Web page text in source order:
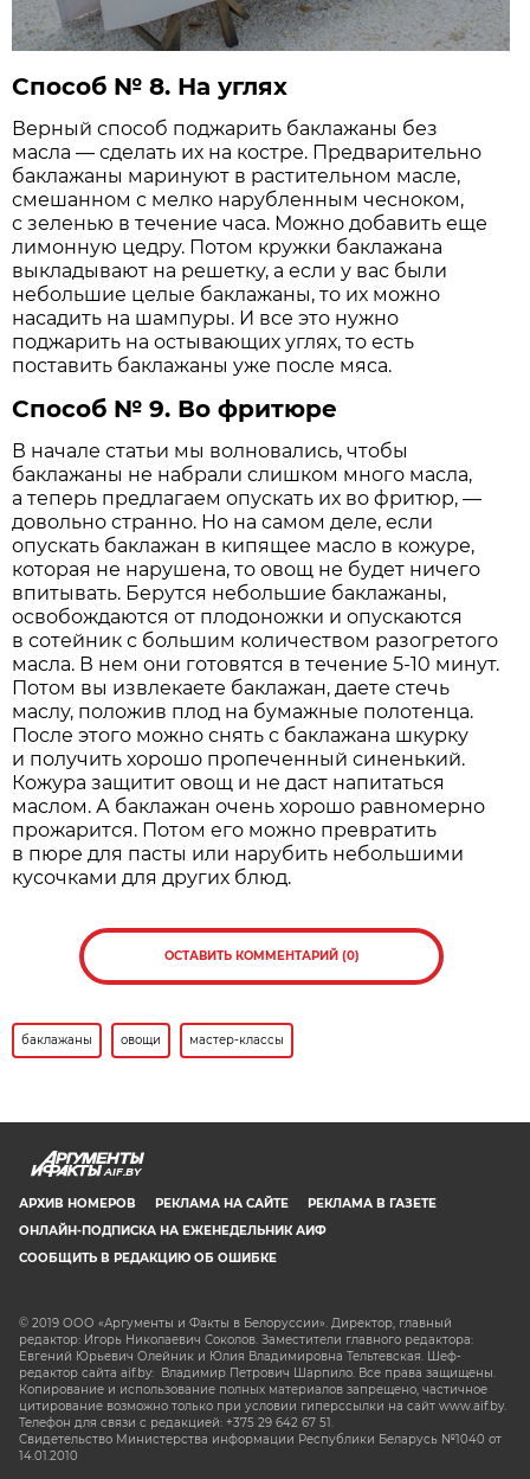
Способ № 8. На углях
Верный способ поджарить баклажаны без
масла — сделать их на костре. Предварительно
баклажаны маринуют в растительном масле,
смешанном с мелко нарубленным чесноком,
с зеленью в течение часа. Можно добавить еще
лимонную цедру. Потом кружки баклажана
выкладывают на решетку, а если у вас были
небольшие целые баклажаны, то их можно
насадить на шампуры. И все это нужно
поджарить на остывающих углях, то есть
поставить баклажаны уже после мяса.
Способ № 9. Во фритюре
В начале статьи мы волновались, чтобы
баклажаны не набрали слишком много масла,
а теперь предлагаем опускать их во фритюр, —
довольно странно. Но на самом деле, если
опускать баклажан в кипящее масло в кожуре,
которая не нарушена, то овощ не будет ничего
впитывать. Берутся небольшие баклажаны,
освобождаются от плодоножки и опускаются
в сотейник с большим количеством разогретого
масла. В нем они готовятся в течение 5-10 минут.
Потом вы извлекаете баклажан, даете стечь
маслу, положив плод на бумажные полотенца.
После этого можно снять с баклажана шкурку
и получить хорошо пропеченный синенький.
Кожура защитит овощ и не даст напитаться
маслом. А баклажан очень хорошо равномерно
прожарится. Потом его можно превратить
в пюре для пасты или нарубить небольшими
кусочками для других блюд.
ОСТАВИТЬ КОММЕНТАРИЙ (0)
баклажаны овощи мастер-классы
AIF.BY
АРХИВ НОМЕРОВ РЕКЛАМА НА САЙТЕ
РЕКЛАМА В ГАЗЕТЕ
ОНЛАЙН-ПОДПИСКА НА ЕЖЕНЕДЕЛЬНИК АИФ
СООБЩИТЬ В РЕДАКЦИЮ ОБ ОШИБКЕ
© 2019 ООО «Аргументы и Факты в Белоруссии». Директор, главный
редактор: Игорь Николаевич Соколов. Заместители главного редактора:
Евгений Юрьевич Олейник и Юлия Владимировна Тельтевская. Шеф-
редактор сайта aif.by: Владимир Петрович Шарпило. Все права защищены.
Копирование и использование полных материалов запрещено, частичное
цитирование возможно только при условии гиперссылки на сайт www.aif.by.
Телефон для связи с редакцией: +375 29 642 67 51.
Свидетельство Министерства информации Республики Беларусь №1040 от
14.01.2010